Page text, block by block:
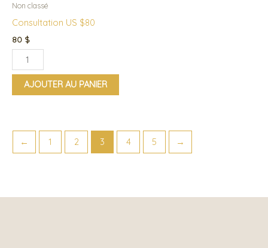
Non classé
Consultation US $80
80 $
AJOUTER AU PANIER
← 1 2 3 4 5 →